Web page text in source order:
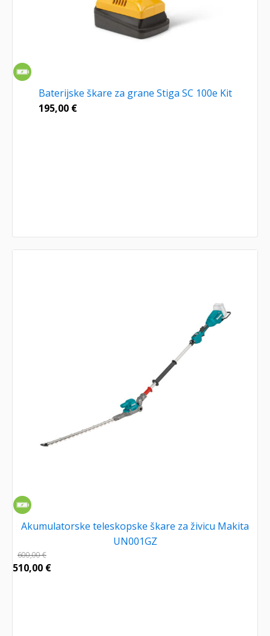
Baterijske škare za grane Stiga SC 100e Kit
195,00 €
Akumulatorske teleskopske škare za živicu Makita
UN001GZ
600,00€
510,00 €